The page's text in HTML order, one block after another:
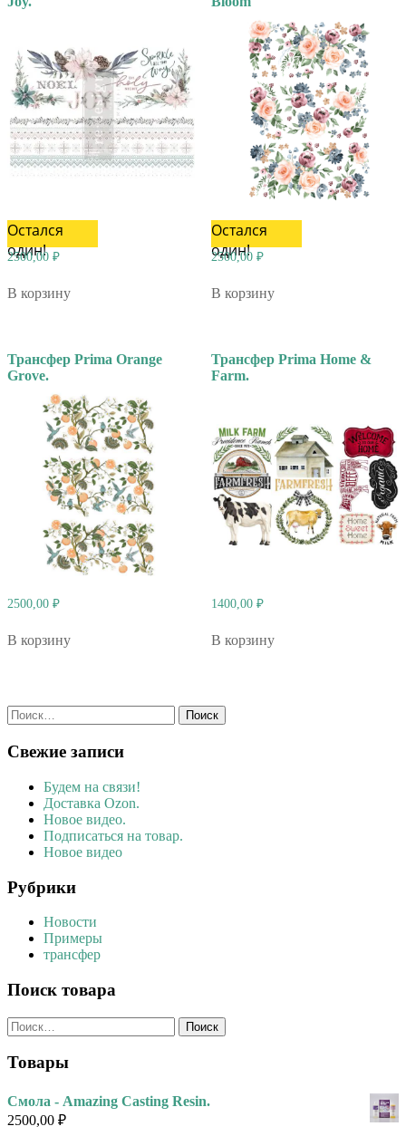
Остался
один!
2500,00 ₽
В корзину
Остался
один!
2500,00 ₽
В корзину
Трансфер Prima Orange
Grove.
2500,00 ₽
В корзину
Трансфер Prima Home &
Farm.
1400,00 ₽
В корзину
Найти:
Свежие записи
Будем на связи!
Доставка Ozon.
Новое видео.
Подписаться на товар.
Новое видео
Рубрики
Новости
Примеры
трансфер
Поиск товара
Найти:
Товары
Смола - Amazing Casting Resin.
2500,00 ₽